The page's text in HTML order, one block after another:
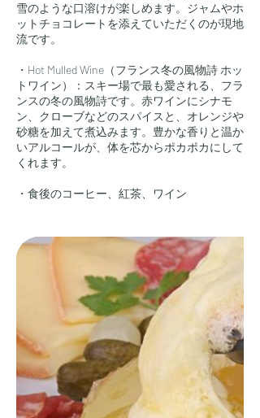
雪のような口溶けが楽しめます。ジャムやホ
ットチョコレートを添えていただくのが現地
流です。
・Hot Mulled Wine（フランス冬の風物詩 ホッ
トワイン）：スキー場で最も愛される、フラ
ンスの冬の風物詩です。赤ワインにシナモ
ン、クローブなどのスパイスと、オレンジや
砂糖を加えて煮込みます。豊かな香りと温か
いアルコールが、体を芯からポカポカにして
くれます。
・食後のコーヒー、紅茶、ワイン